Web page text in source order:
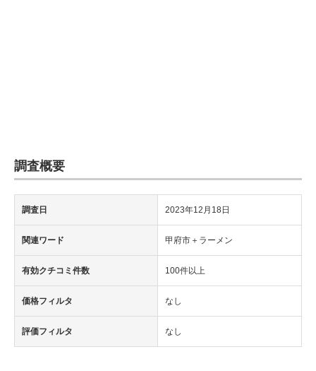
調査概要
調査日 2023年12月18日
関連ワード 甲府市＋ラーメン
有効クチコミ件数 100件以上
価格フィルタ なし
評価フィルタ なし